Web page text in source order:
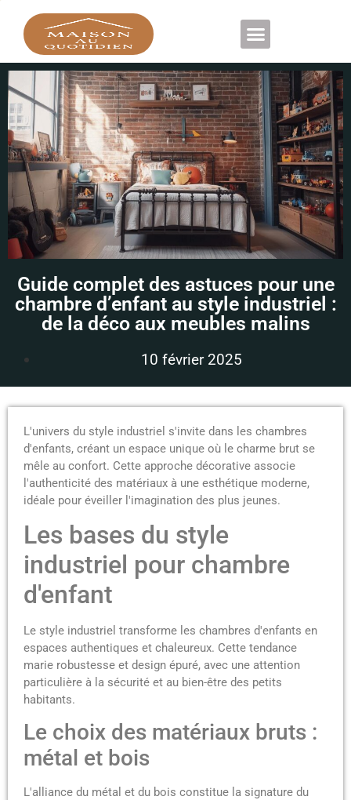
Guide complet des astuces pour une
chambre d’enfant au style industriel :
de la déco aux meubles malins
10 février 2025
L'univers du style industriel s'invite dans les chambres
d'enfants, créant un espace unique où le charme brut se
mêle au confort. Cette approche décorative associe
l'authenticité des matériaux à une esthétique moderne,
idéale pour éveiller l'imagination des plus jeunes.
Les bases du style
industriel pour chambre
d'enfant
Le style industriel transforme les chambres d'enfants en
espaces authentiques et chaleureux. Cette tendance
marie robustesse et design épuré, avec une attention
particulière à la sécurité et au bien-être des petits
habitants.
Le choix des matériaux bruts :
métal et bois
L'alliance du métal et du bois constitue la signature du